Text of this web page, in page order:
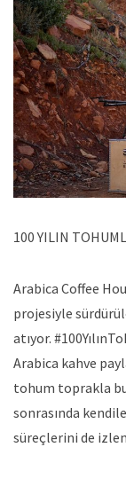
100 YILIN
Arabica Coffee
projesiyle
atıyor.
Arabica kahve
tohum toprakla
sonrasında
süreçlerini de